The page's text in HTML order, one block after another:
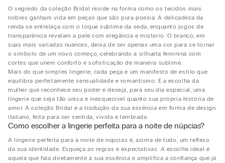
O segredo da coleção Bridal reside na forma como os tecidos mais
nobres ganham vida em peças que são pura poesia. A delicadeza da
renda se entrelaça com o toque sublime da seda, enquanto jogos de
transparência revelam a pele com elegância e mistério. O branco, em
suas mais variadas nuances, deixa de ser apenas uma cor para se tornar
o símbolo de um novo começo, celebrando a silhueta feminina com
cortes que unem conforto e sofisticação de maneira sublime.
Mais do que simples lingerie, cada peça é um manifesto de estilo que
equilibra perfeitamente sensualidade e romantismo. É a escolha da
mulher que reconhece seu poder e deseja, para seu dia especial, uma
lingerie que seja tão única e inesquecível quanto sua própria história de
amor. A coleção Bridal é a tradução da sua essência em forma de design
italiano, feita para ser sentida, vivida e lembrada.
Como escolher a lingerie perfeita para a noite de núpcias?
A lingerie perfeita para a noite de núpcias é, acima de tudo, um reflexo
da sua identidade. Esqueça as regras e expectativas. A escolha ideal é
aquela que fala diretamente à sua essência e amplifica a confiança que já